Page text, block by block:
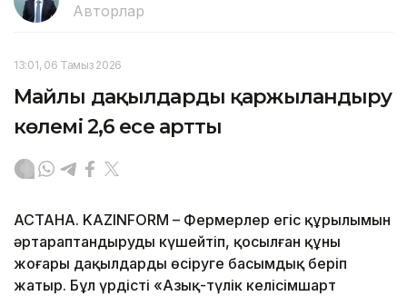
Авторлар
13:01, 06 Тамыз 2026
Майлы дақылдарды қаржыландыру
көлемі 2,6 есе артты
АСТАНА. KAZINFORM – Фермерлер егіс құрылымын
әртараптандыруды күшейтіп, қосылған құны
жоғары дақылдарды өсіруге басымдық беріп
жатыр. Бұл үрдісті «Азық-түлік келісімшарт